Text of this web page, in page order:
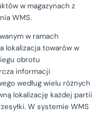
w magazynach z
WMS.
w ramach
lokalizacja towarów w
obrotu
informacji
według wielu różnych
lokalizację każdej partii
W systemie WMS